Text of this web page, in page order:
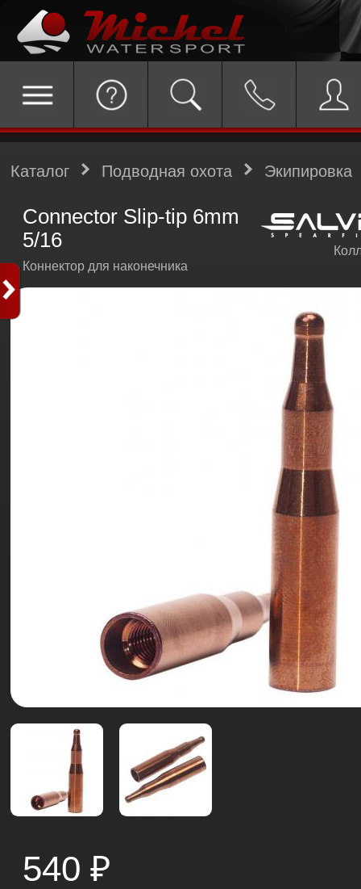
Каталог Подводная охота Экипировка
Connector Slip-tip 6mm
5/16
Коннектор для наконечника
540 ₽